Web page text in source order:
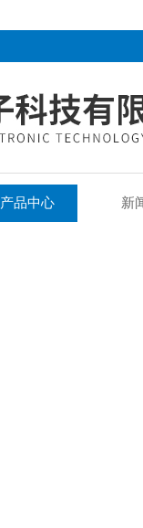
产品中心 新